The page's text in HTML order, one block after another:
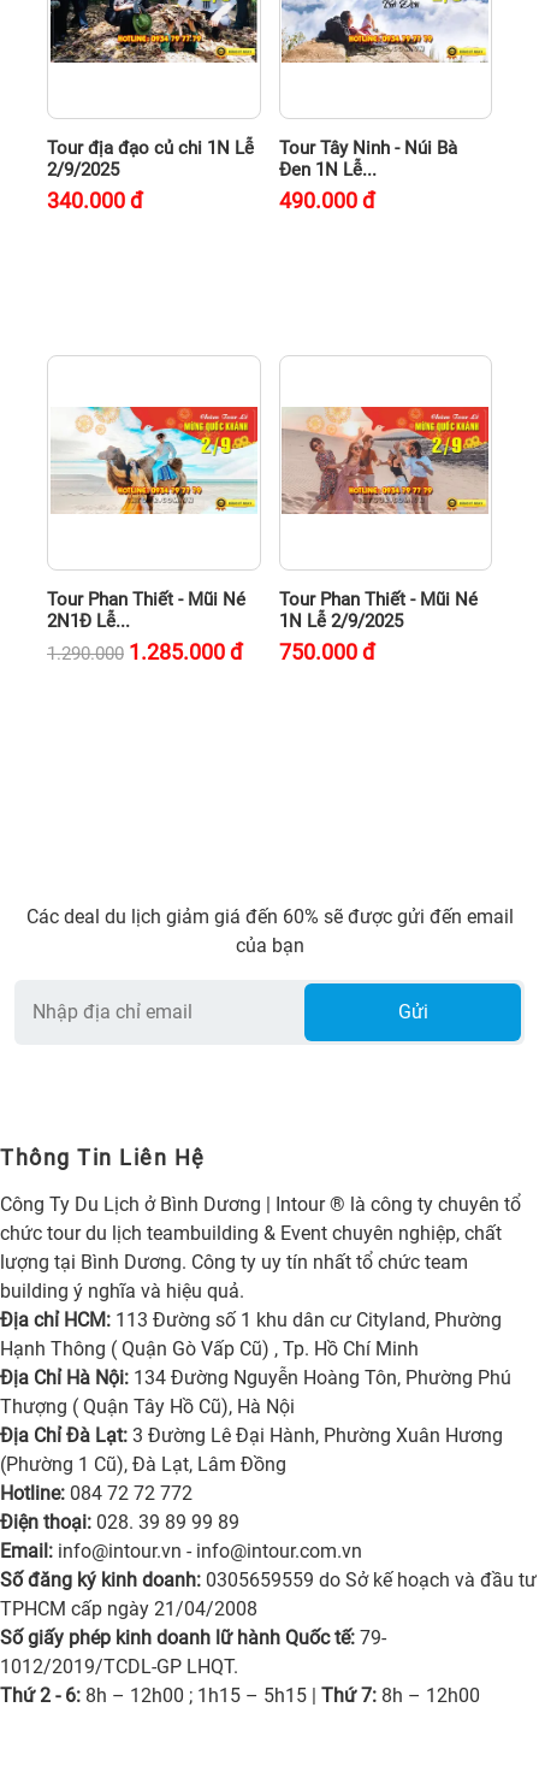
Tour địa đạo củ chi 1N Lễ
2/9/2025
340.000đ
Tour Tây Ninh - Núi Bà
Đen 1N Lễ...
490.000đ
Tour Phan Thiết - Mũi Né
2N1Đ Lễ...
1.290.000 1.285.000đ
Tour Phan Thiết - Mũi Né
1N Lễ 2/9/2025
750.000đ
Các deal du lịch giảm giá đến 60% sẽ được gửi đến email
của bạn
Gửi
Thông Tin Liên Hệ
Công Ty Du Lịch ở Bình Dương | Intour ® là công ty chuyên tổ
chức tour du lịch teambuilding & Event chuyên nghiệp, chất
lượng tại Bình Dương. Công ty uy tín nhất tổ chức team
building ý nghĩa và hiệu quả.
Địa chỉ HCM: 113 Đường số 1 khu dân cư Cityland, Phường
Hạnh Thông ( Quận Gò Vấp Cũ) , Tp. Hồ Chí Minh
Địa Chỉ Hà Nội: 134 Đường Nguyễn Hoàng Tôn, Phường Phú
Thượng ( Quận Tây Hồ Cũ), Hà Nội
Địa Chỉ Đà Lạt: 3 Đường Lê Đại Hành, Phường Xuân Hương
(Phường 1 Cũ), Đà Lạt, Lâm Đồng
Hotline: 084 72 72 772
Điện thoại: 028. 39 89 99 89
Email: info@intour.vn - info@intour.com.vn
Số đăng ký kinh doanh: 0305659559 do Sở kế hoạch và đầu tư
TPHCM cấp ngày 21/04/2008
Số giấy phép kinh doanh lữ hành Quốc tế: 79-
1012/2019/TCDL-GP LHQT.
Thứ 2 - 6: 8h – 12h00 ; 1h15 – 5h15 | Thứ 7: 8h – 12h00